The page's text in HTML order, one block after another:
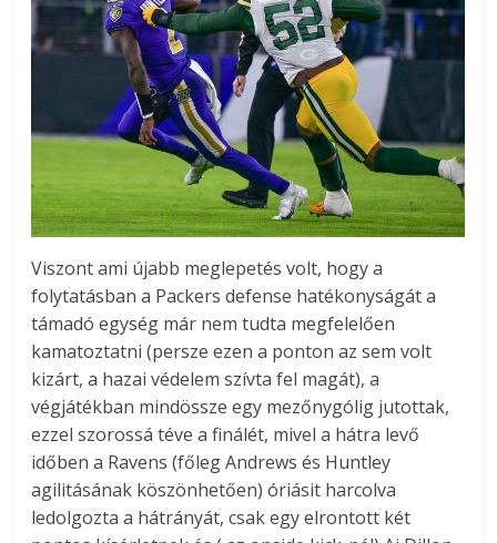
Viszont ami újabb meglepetés volt, hogy a
folytatásban a Packers defense hatékonyságát a
támadó egység már nem tudta megfelelően
kamatoztatni (persze ezen a ponton az sem volt
kizárt, a hazai védelem szívta fel magát), a
végjátékban mindössze egy mezőnygólig jutottak,
ezzel szorossá téve a finálét, mivel a hátra levő
időben a Ravens (főleg Andrews és Huntley
agilitásának köszönhetően) óriásit harcolva
ledolgozta a hátrányát, csak egy elrontott két